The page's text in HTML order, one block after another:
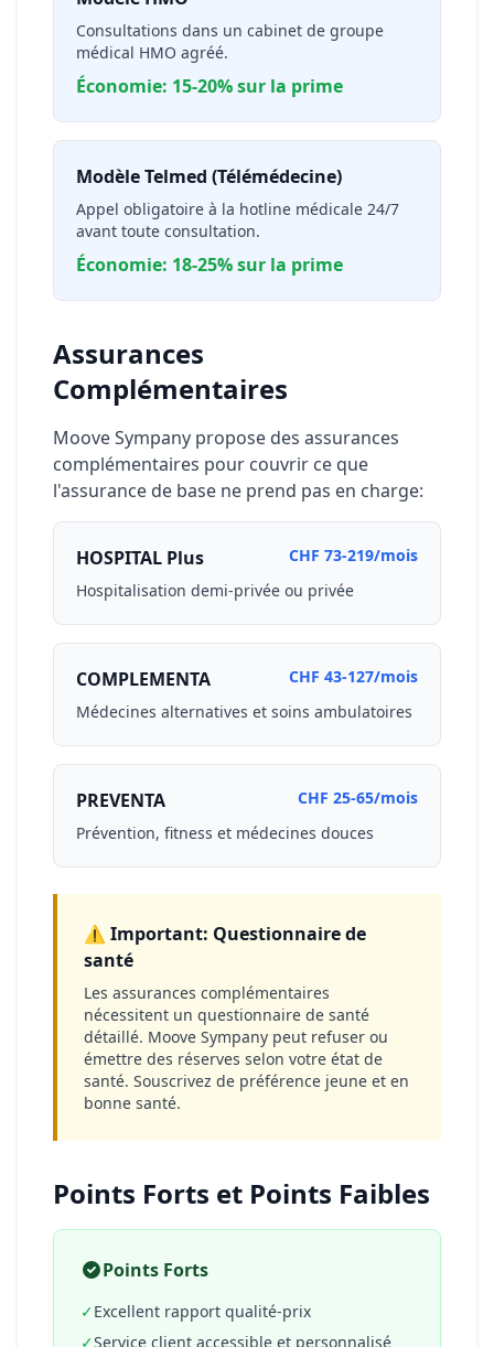
Consultations dans un cabinet de groupe
médical HMO agréé.
Économie: 15-20% sur la prime
Modèle Telmed (Télémédecine)
Appel obligatoire à la hotline médicale 24/7
avant toute consultation.
Économie: 18-25% sur la prime
Assurances
Complémentaires
Moove Sympany propose des assurances
complémentaires pour couvrir ce que
l'assurance de base ne prend pas en charge:
HOSPITAL Plus
CHF 73-219/mois
Hospitalisation demi-privée ou privée
COMPLEMENTA
CHF 43-127/mois
Médecines alternatives et soins ambulatoires
PREVENTA
CHF 25-65/mois
Prévention, fitness et médecines douces
⚠️ Important: Questionnaire de
santé
Les assurances complémentaires
nécessitent un questionnaire de santé
détaillé. Moove Sympany peut refuser ou
émettre des réserves selon votre état de
santé. Souscrivez de préférence jeune et en
bonne santé.
Points Forts et Points Faibles
Points Forts
✓Excellent rapport qualité-prix
✓Service client accessible et personnalisé